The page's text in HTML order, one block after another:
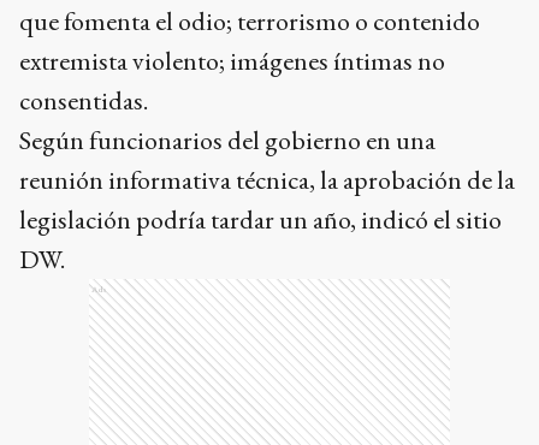
que fomenta el odio; terrorismo o contenido
extremista violento; imágenes íntimas no
consentidas.
Según funcionarios del gobierno en una
reunión informativa técnica, la aprobación de la
legislación podría tardar un año, indicó el sitio
DW.
Ads